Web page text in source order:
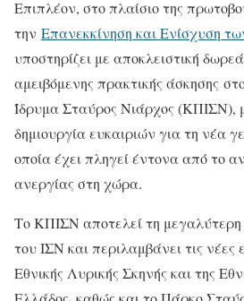
Επιπλέον, στο πλαίσιο της
την Επανεκκίνηση και Ενίσχυση
υποστηρίζει με αποκλειστική
αμειβόμενης πρακτικής άσκησης
Ίδρυμα Σταύρος Νιάρχος (ΚΠΙΣΝ),
δημιουργία ευκαιριών για τη νέα
οποία έχει πληγεί έντονα από το
ανεργίας στη χώρα.
Το ΚΠΙΣΝ αποτελεί τη
του ΙΣΝ και περιλαμβάνει τις νέες
Εθνικής Λυρικής Σκηνής και της